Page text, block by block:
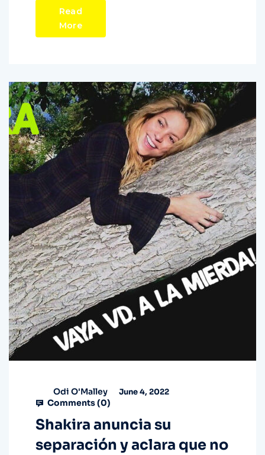
Read
More
Odi O'Malley June 4, 2022
Comments (0)
Shakira anuncia su
separación y aclara que no